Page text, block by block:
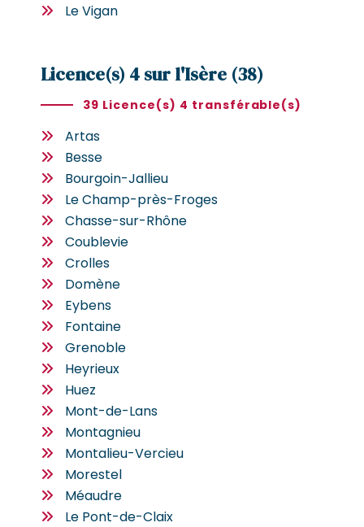
Le Vigan
Licence(s) 4 sur l'Isère (38)
39 Licence(s) 4 transférable(s)
Artas
Besse
Bourgoin-Jallieu
Le Champ-près-Froges
Chasse-sur-Rhône
Coublevie
Crolles
Domène
Eybens
Fontaine
Grenoble
Heyrieux
Huez
Mont-de-Lans
Montagnieu
Montalieu-Vercieu
Morestel
Méaudre
Le Pont-de-Claix